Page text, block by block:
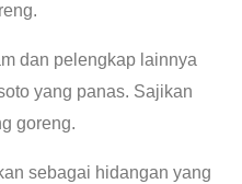
dan pelengkap lainnya
yang panas. Sajikan
goreng.
sebagai hidangan yang